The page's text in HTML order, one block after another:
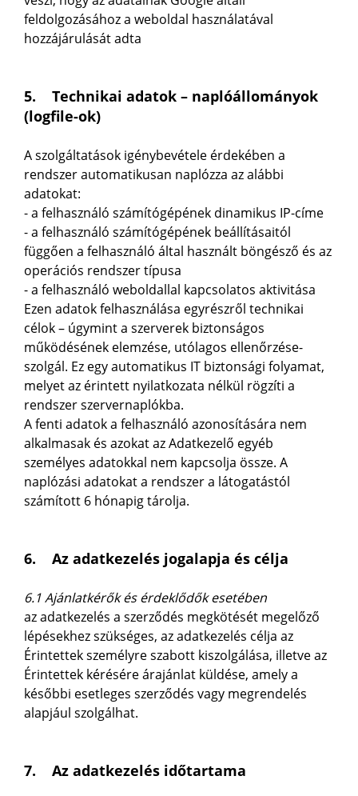
feldolgozásához a weboldal használatával
hozzájárulását adta
5. Technikai adatok – naplóállományok
(logfile-ok)
A szolgáltatások igénybevétele érdekében a
rendszer automatikusan naplózza az alábbi
adatokat:
- a felhasználó számítógépének dinamikus IP-címe
- a felhasználó számítógépének beállításaitól
függően a felhasználó által használt böngésző és az
operációs rendszer típusa
- a felhasználó weboldallal kapcsolatos aktivitása
Ezen adatok felhasználása egyrészről technikai
célok – úgymint a szerverek biztonságos
működésének elemzése, utólagos ellenőrzése-
szolgál. Ez egy automatikus IT biztonsági folyamat,
melyet az érintett nyilatkozata nélkül rögzíti a
rendszer szervernaplókba.
A fenti adatok a felhasználó azonosítására nem
alkalmasak és azokat az Adatkezelő egyéb
személyes adatokkal nem kapcsolja össze. A
naplózási adatokat a rendszer a látogatástól
számított 6 hónapig tárolja.
6. Az adatkezelés jogalapja és célja
6.1 Ajánlatkérők és érdeklődők esetében
az adatkezelés a szerződés megkötését megelőző
lépésekhez szükséges, az adatkezelés célja az
Érintettek személyre szabott kiszolgálása, illetve az
Érintettek kérésére árajánlat küldése, amely a
későbbi esetleges szerződés vagy megrendelés
alapjául szolgálhat.
7. Az adatkezelés időtartama